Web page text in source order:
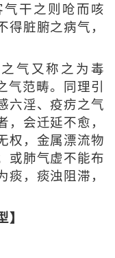
干之则呛而咳
得脏腑之病气，
气又称之为毒
气范畴。同理引
六淫、疫疠之气
，会迁延不愈，
权，金属漂流物
或肺气虚不能布
痰，痰浊阻滞，
】